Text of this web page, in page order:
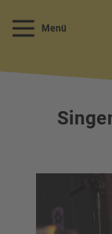
Menü